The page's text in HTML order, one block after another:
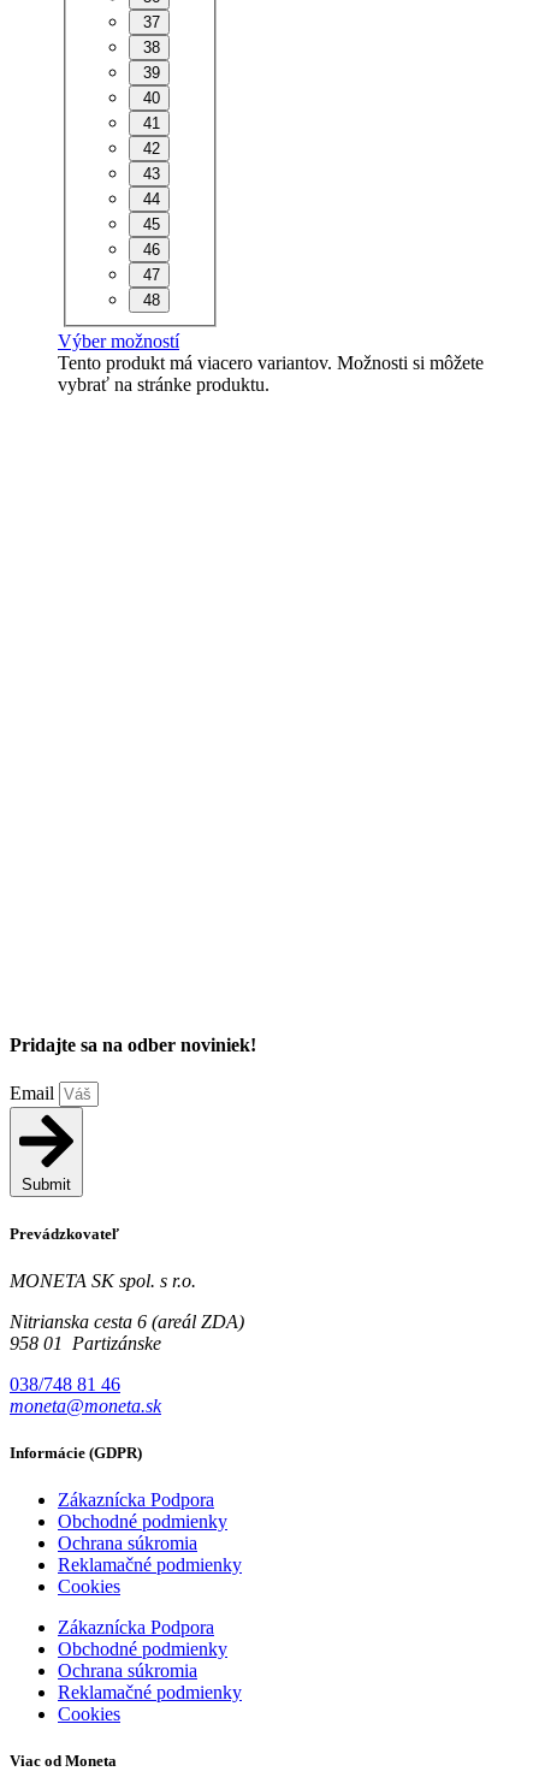
37
38
39
40
41
42
43
44
45
46
47
48
Výber možností
Tento produkt má viacero variantov. Možnosti si môžete
vybrať na stránke produktu.
Pridajte sa na odber noviniek!
Email
Submit
Prevádzkovateľ
MONETA SK spol. s r.o.
Nitrianska cesta 6 (areál ZDA)
958 01 Partizánske
038/748 81 46
moneta@moneta.sk
Informácie (GDPR)
Zákaznícka Podpora
Obchodné podmienky
Ochrana súkromia
Reklamačné podmienky
Cookies
Zákaznícka Podpora
Obchodné podmienky
Ochrana súkromia
Reklamačné podmienky
Cookies
Viac od Moneta